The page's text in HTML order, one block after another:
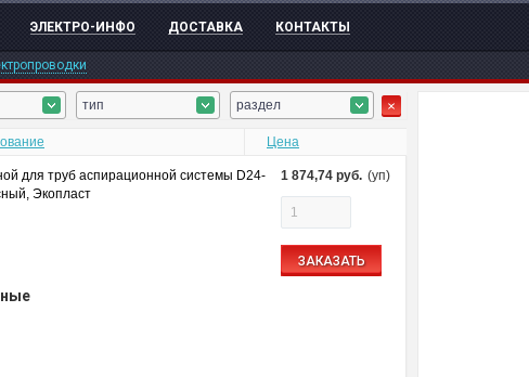
ЭЛЕКТРО-ИНФО ДОСТАВКА КОНТАКТЫ
тип раздел
Цена
для труб аспирационной системы D24-
Экопласт
1 874,74 руб. (уп)
ЗАКАЗАТЬ